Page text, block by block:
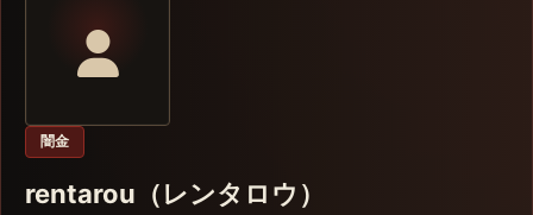
闇金
rentarou（レンタロウ）